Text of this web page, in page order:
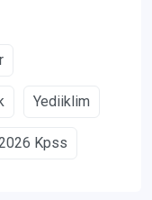
Yediiklim
Kpss